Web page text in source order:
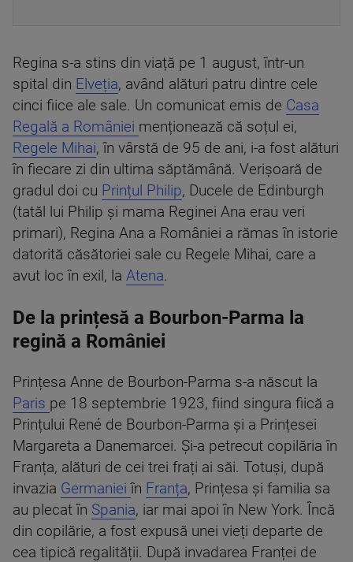
Regina s-a stins din viață pe 1 august, într-un
spital din Elveția, având alături patru dintre cele
cinci fiice ale sale. Un comunicat emis de Casa
Regală a României menționează că soțul ei,
Regele Mihai, în vârstă de 95 de ani, i-a fost alături
în fiecare zi din ultima săptămână. Verișoară de
gradul doi cu Prințul Philip, Ducele de Edinburgh
(tatăl lui Philip și mama Reginei Ana erau veri
primari), Regina Ana a României a rămas în istorie
datorită căsătoriei sale cu Regele Mihai, care a
avut loc în exil, la Atena.
De la prințesă a Bourbon-Parma la
regină a României
Prințesa Anne de Bourbon-Parma s-a născut la
Paris pe 18 septembrie 1923, fiind singura fiică a
Prințului René de Bourbon-Parma și a Prințesei
Margareta a Danemarcei. Și-a petrecut copilăria în
Franța, alături de cei trei frați ai săi. Totuși, după
invazia Germanieiîn Franța, Prințesa și familia sa
au plecat în Spania, iar mai apoi în New York. Încă
din copilărie, a fost expusă unei vieți departe de
cea tipică regalității. După invadarea Franței de